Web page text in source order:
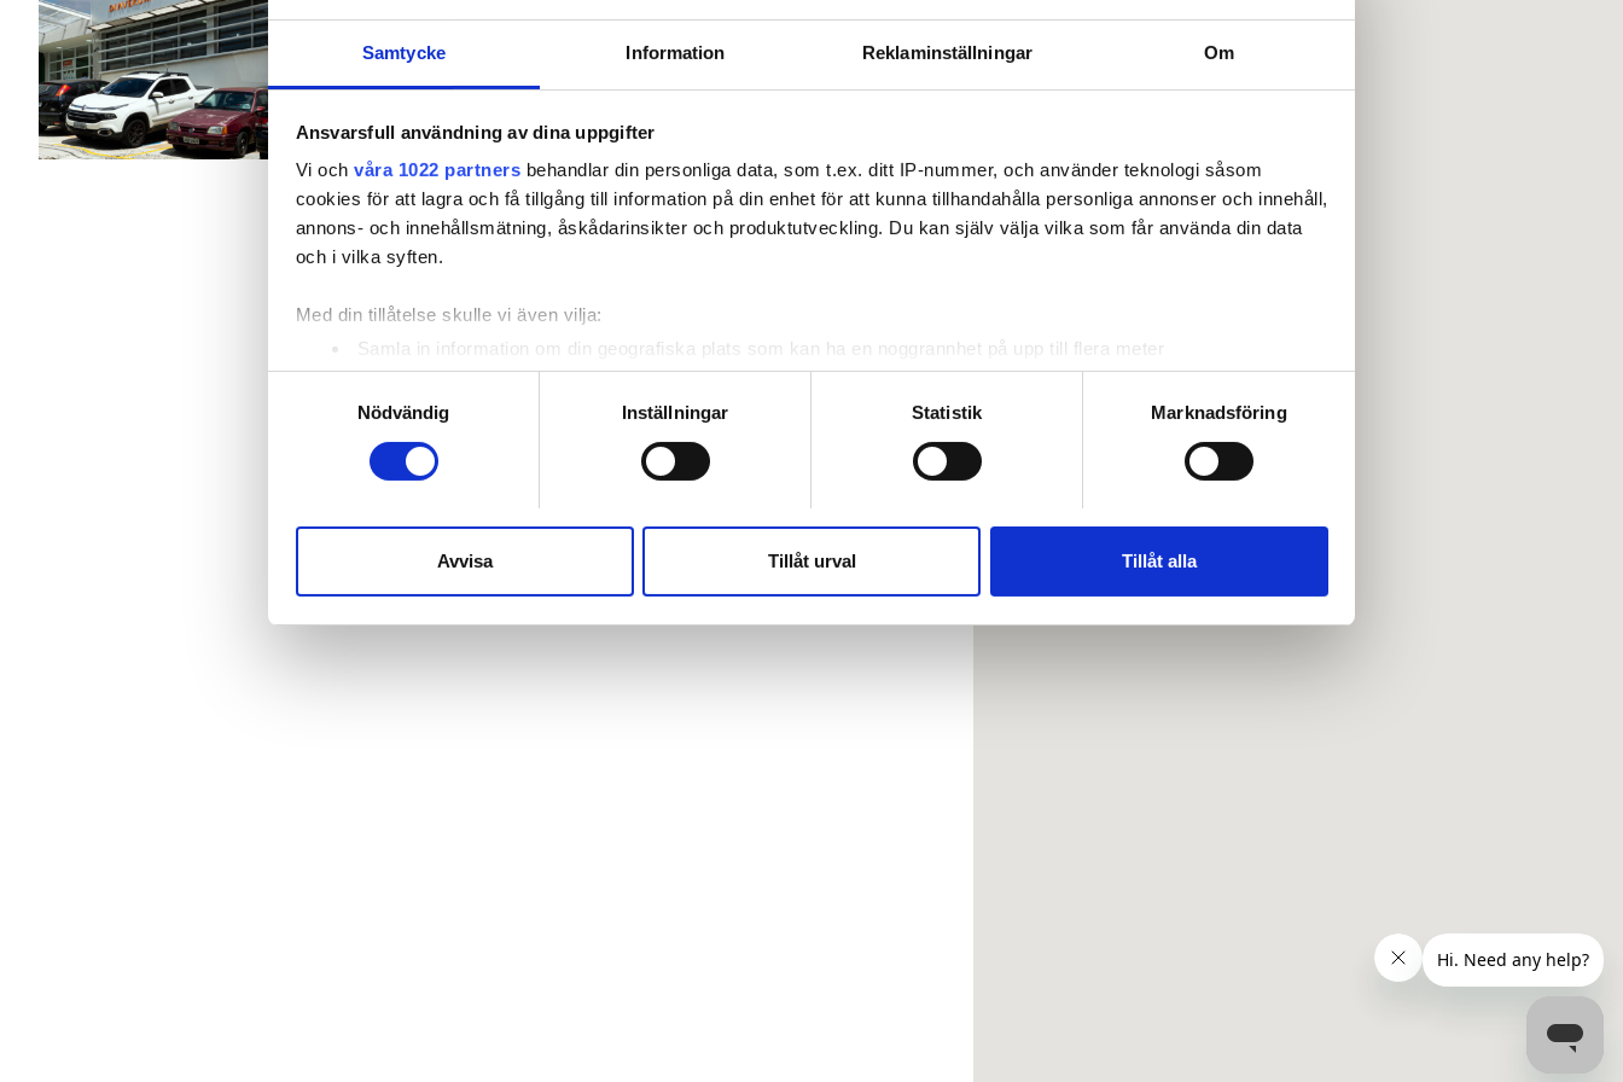
Samtycke Information Reklaminställningar Om
Ansvarsfull användning av dina uppgifter
Vi och våra 1022 partners behandlar din personliga data, som t.ex. ditt IP-nummer, och använder teknologi såsom
cookies för att lagra och få tillgång till information på din enhet för att kunna tillhandahålla personliga annonser och innehåll,
annons- och innehållsmätning, åskådarinsikter och produktutveckling. Du kan själv välja vilka som får använda din data
och i vilka syften.
Med din tillåtelse skulle vi även vilja:
Samla in information om din geografiska plats som kan ha en noggrannhet på upp till flera meter
Identifiera din enhet genom att aktivt skanna den för specifika kännetecken (fingeravtryck)
Ta reda på mer om hur dina personliga uppgifter behandlas och ställ in dina preferenser i
detaljsektionen. Du kan ändra
eller dra tillbaka ditt samtycke när som helst från cookie-förklaringen.
sociala medier och analysera vår trafik. Vi vidarebefordrar även sådana identifierare och annan information från din enhet
till de sociala medier och annons- och analysföretag som vi samarbetar med. Dessa kan i sin tur kombinera informationen
Nödvändig
Inställningar Statistik Marknadsföring
Avvisa Tillåt urval Tillåt alla
Patienter med hepatit B
Patienter med hepatit C
EHIC
Förfriskningar TV-skärmar
HD-dialys 182 €